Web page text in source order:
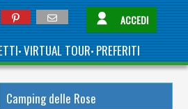
ACCEDI
•VIRTUAL TOUR•PREFERITI
Camping delle Rose